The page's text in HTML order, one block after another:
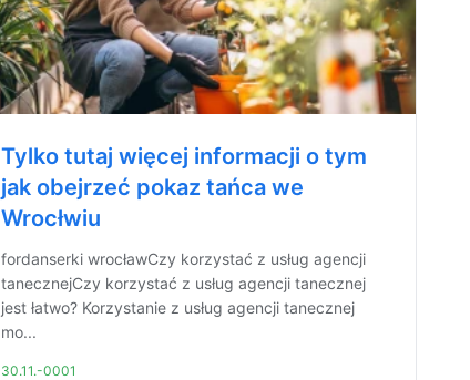
Tylko tutaj więcej informacji o tym
jak obejrzeć pokaz tańca we
Wrocłwiu
fordanserki wrocławCzy korzystać z usług agencji
tanecznejCzy korzystać z usług agencji tanecznej
jest łatwo? Korzystanie z usług agencji tanecznej
mo...
30.11.-0001